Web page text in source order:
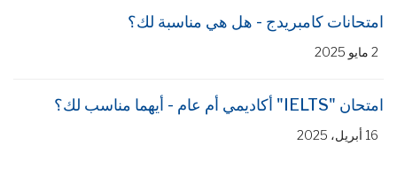
امتحانات كامبريدج - هل هي مناسبة لك؟
2 مايو 2025
امتحان "IELTS" أكاديمي أم عام - أيهما مناسب لك؟
16 أبريل، 2025